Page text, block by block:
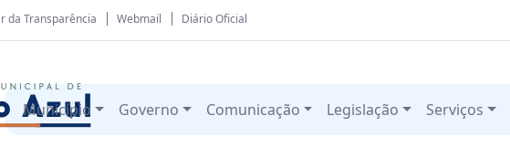
da Transparência Webmail Diário Oficial
Município Governo Comunicação Legislação Serviços